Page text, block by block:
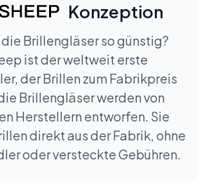
Konzeption
Brillengläser so günstig?
ist der weltweit erste
der Brillen zum Fabrikpreis
Brillengläser werden von
Herstellern entworfen. Sie
direkt aus der Fabrik, ohne
oder versteckte Gebühren.